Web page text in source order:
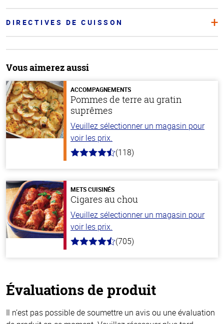
DIRECTIVES DE CUISSON
Vous aimerez aussi
ACCOMPAGNEMENTS
Pommes de terre au gratin
suprêmes
Veuillez sélectionner un magasin pour
voir les prix.
4.2
stars
(118)
METS CUISINÉS
Cigares au chou
Veuillez sélectionner un magasin pour
voir les prix.
4.6
(705)
Évaluations de produit
Il n’est pas possible de soumettre un avis ou une évaluation